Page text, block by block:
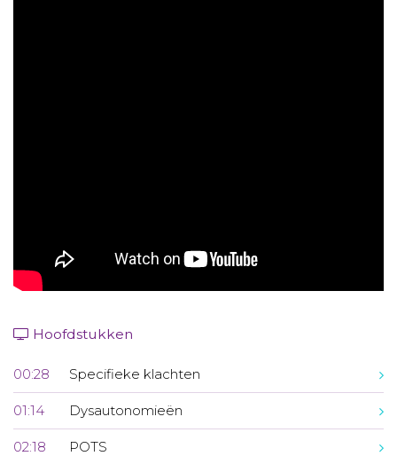
Hoofdstukken
00:28 Specifieke klachten
01:14 Dysautonomieën
02:18 POTS